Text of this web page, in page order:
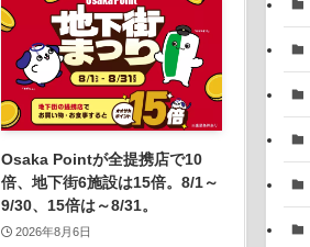
Osaka Pointが全提携店で10
倍、地下街6施設は15倍。8/1～
9/30、15倍は～8/31。
2026年8月6日